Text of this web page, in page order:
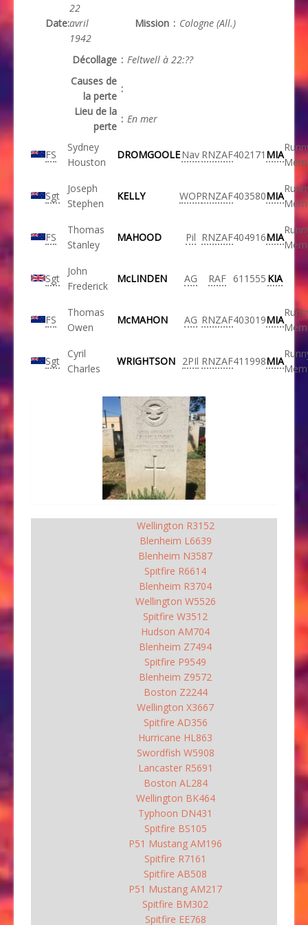
Date:
22
avril
1942
Mission : Cologne (All.)
Décollage : Feltwell à 22:??
Causes de
la perte
:
Lieu de la
perte
: En mer
FS
Sydney
Houston
DROMGOOLENav RNZAF402171 MIA
Sgt
Joseph
Stephen
KELLY WOPRNZAF403580MIA
FS
Thomas
Stanley
MAHOOD Pil RNZAF404916MIA
Sgt
John
Frederick
McLINDEN AG RAF 611555 KIA
FS
Thomas
Owen
McMAHON AG RNZAF403019MIA
Sgt
Cyril
Charles
WRIGHTSON 2PIl RNZAF411998MIA
Wellington R3152
Blenheim L6639
Blenheim N3587
Spitfire R6614
Blenheim R3704
Wellington W5526
Spitfire W3512
Hudson AM704
Blenheim Z7494
Spitfire P9549
Blenheim Z9572
Boston Z2244
Wellington X3667
Spitfire AD356
Hurricane HL863
Swordfish W5908
Lancaster R5691
Boston AL284
Wellington BK464
Typhoon DN431
Spitfire BS105
P51 Mustang AM196
Spitfire R7161
Spitfire AB508
P51 Mustang AM217
Spitfire BM302
Spitfire EE768